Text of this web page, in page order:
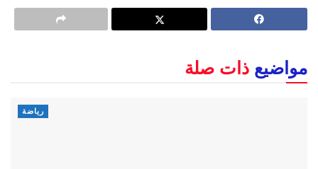
مواضيع ذات صلة
رياضة